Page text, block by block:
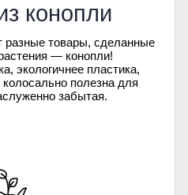
конопли
разные товары, сделанные
— конопли!
экологичнее пластика,
полезна для
забытая.